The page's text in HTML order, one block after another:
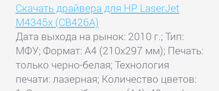
Скачать драйвера для HP LaserJet
M4345x (CB426A)
Дата выхода на рынок: 2010 г.; Тип:
МФУ; Формат: A4 (210x297 мм); Печать:
только черно-белая; Технология
печати: лазерная; Количество цветов: